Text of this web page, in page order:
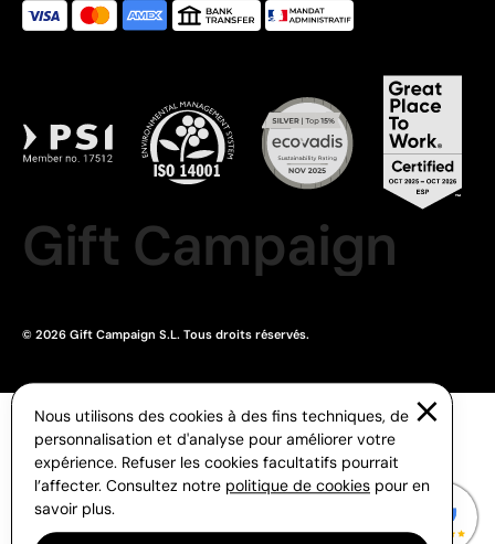
Gift Campaign
© 2026 Gift Campaign S.L. Tous droits réservés.
Nous utilisons des cookies à des fins techniques, de
personnalisation et d'analyse pour améliorer votre
expérience. Refuser les cookies facultatifs pourrait
l’affecter. Consultez notre politique de cookies pour en
savoir plus.